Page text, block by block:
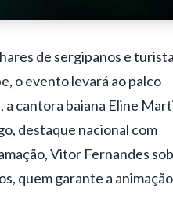
de sergipanos e
o evento levará ao palco
a cantora baiana Eline
destaque nacional com
Vitor Fernandes
quem garante a